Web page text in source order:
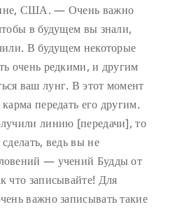
США. — Очень важно
в будущем вы знали,
В будущем некоторые
очень редкими, и другим
ваш лунг. В этот момент
передать его другим.
линию [передачи], то
ведь вы не
— учений Будды от
что записывайте! Для
важно записывать такие